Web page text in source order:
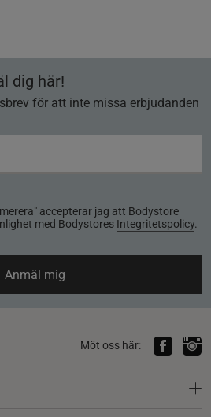
dig här!
för att inte missa erbjudanden
accepterar jag att Bodystore
med Bodystores Integritetspolicy.
Anmäl mig
Möt oss här: